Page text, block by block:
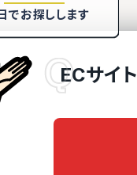
ECサイト
でお探しします